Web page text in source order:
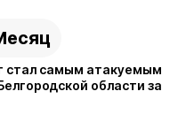
стал самым атакуемым
области за